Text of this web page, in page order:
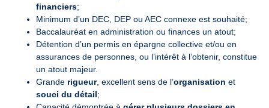
financiers;
Minimum d’un DEC, DEP ou AEC connexe est souhaité;
Baccalauréat en administration ou finances un atout;
Détention d’un permis en épargne collective et/ou en
assurances de personnes, ou l’intérêt à l’obtenir, constitue
un atout majeur.
Grande rigueur, excellent sens de l’organisation et
souci du détail;